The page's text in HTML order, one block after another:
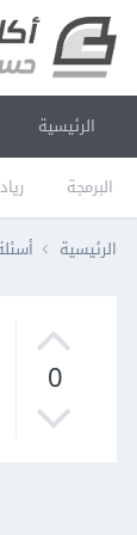
الرئيسية
البرمجة
الرئيسية
0